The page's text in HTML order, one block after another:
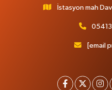
İstasyon mah
[email